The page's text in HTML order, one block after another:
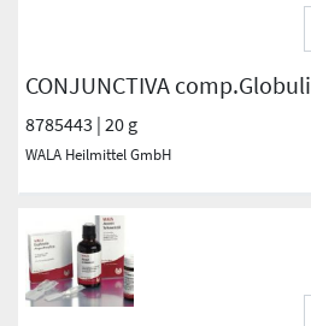
CONJUNCTIVA comp.Globuli
8785443 | 20 g
WALA Heilmittel GmbH